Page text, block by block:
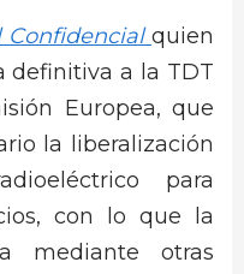
Confidencialquien
definitiva a la TDT
Europea, que
la liberalización
para
con lo que la
mediante otras